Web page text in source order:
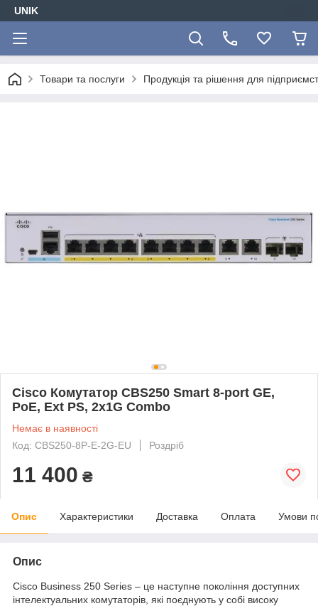
UNIK
Товари та послуги Продукція та рішення для
Cisco Комутатор CBS250 Smart 8-port GE,
PoE, Ext PS, 2x1G Combo
Немає в наявності
Код: CBS250-8P-E-2G-EU
Роздріб
11 400 ₴
Опис Характеристики Доставка Оплата Умови
Опис
Cisco Business 250 Series – це наступне покоління доступних
інтелектуальних комутаторів, які поєднують у собі високу